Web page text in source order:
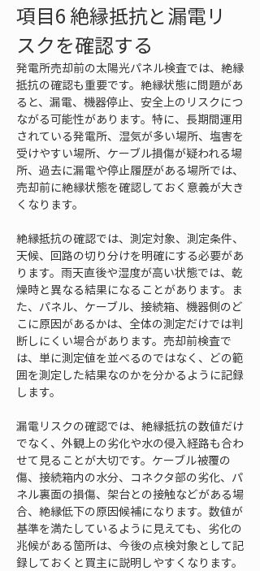
項目6 絶縁抵抗と漏電リ
スクを確認する
発電所売却前の太陽光パネル検査では、絶縁
抵抗の確認も重要です。絶縁状態に問題があ
ると、漏電、機器停止、安全上のリスクにつ
ながる可能性があります。特に、長期間運用
されている発電所、湿気が多い場所、塩害を
受けやすい場所、ケーブル損傷が疑われる場
所、過去に漏電や停止履歴がある場所では、
売却前に絶縁状態を確認しておく意義が大き
くなります。
絶縁抵抗の確認では、測定対象、測定条件、
天候、回路の切り分けを明確にする必要があ
ります。雨天直後や湿度が高い状態では、乾
燥時と異なる結果になることがあります。ま
た、パネル、ケーブル、接続箱、機器側のど
こに原因があるかは、全体の測定だけでは判
断しにくい場合があります。売却前検査で
は、単に測定値を並べるのではなく、どの範
囲を測定した結果なのかを分かるように記録
します。
漏電リスクの確認では、絶縁抵抗の数値だけ
でなく、外観上の劣化や水の侵入経路も合わ
せて見ることが大切です。ケーブル被覆の
傷、接続箱内の水分、コネクタ部の劣化、パ
ネル裏面の損傷、架台との接触などがある場
合、絶縁低下の原因候補になります。数値が
基準を満たしているように見えても、劣化の
兆候がある箇所は、今後の点検対象として記
録しておくと買主に説明しやすくなります。